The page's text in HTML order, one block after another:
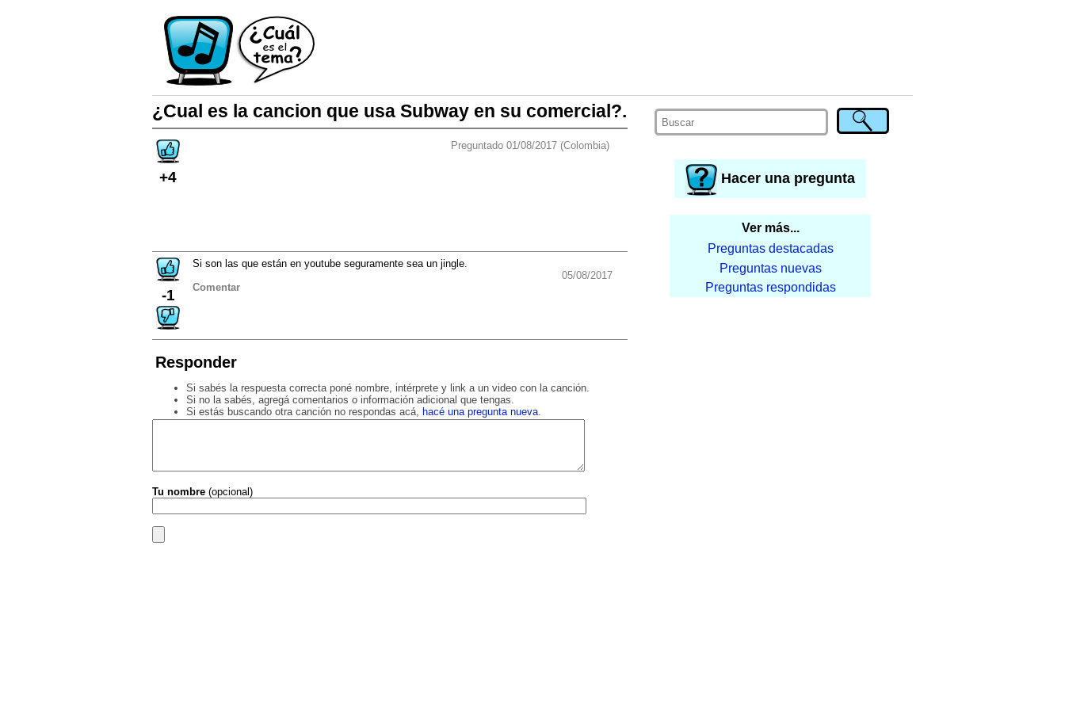
Hacer una pregunta
Ver más...
Preguntas destacadas
Preguntas nuevas
Preguntas respondidas
¿Cual es la cancion que usa Subway en su comercial?.
+4
Preguntado 01/08/2017 (Colombia)
-1
Si son las que están en youtube seguramente sea un jingle.
05/08/2017
Comentar
Responder
Si sabés la respuesta correcta poné nombre, intérprete y link a un video con la canción.
Si no la sabés, agregá comentarios o información adicional que tengas.
Si estás buscando otra canción no respondas acá,
hacé una pregunta nueva.
Tu nombre (opcional)